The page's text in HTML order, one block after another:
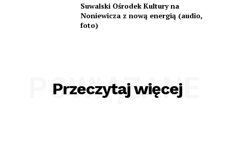
Suwalski Ośrodek Kultury na
Noniewicza z nową energią (audio,
foto)
Przeczytaj więcej
POWIĄZANE